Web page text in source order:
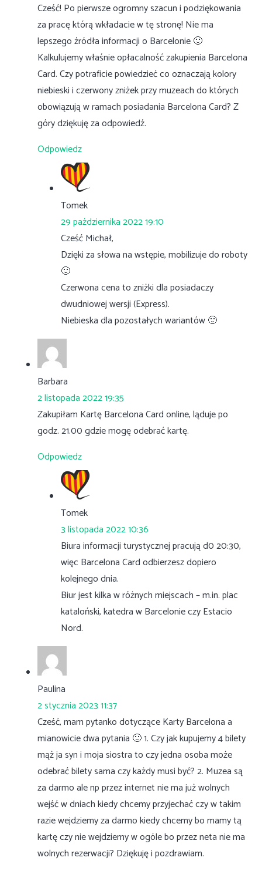
Cześć! Po pierwsze ogromny szacun i podziękowania
za pracę którą wkładacie w tę stronę! Nie ma
lepszego źródła informacji o Barcelonie 🙂
Kalkulujemy właśnie opłacalność zakupienia Barcelona
Card. Czy potraficie powiedzieć co oznaczają kolory
niebieski i czerwony zniżek przy muzeach do których
obowiązują w ramach posiadania Barcelona Card? Z
góry dziękuję za odpowiedź.
Odpowiedz
Tomek
29 października 2022 19:10
Cześć Michał,
Dzięki za słowa na wstępie, mobilizuje do roboty
🙂
Czerwona cena to zniżki dla posiadaczy
dwudniowej wersji (Express).
Niebieska dla pozostałych wariantów 🙂
Barbara
2 listopada 2022 19:35
Zakupiłam Kartę Barcelona Card online, ląduje po
godz. 21.00 gdzie mogę odebrać kartę.
Odpowiedz
Tomek
3 listopada 2022 10:36
Biura informacji turystycznej pracują d0 20:30,
więc Barcelona Card odbierzesz dopiero
kolejnego dnia.
Biur jest kilka w różnych miejscach – m.in. plac
kataloński, katedra w Barcelonie czy Estacio
Nord.
Paulina
2 stycznia 2023 11:37
Cześć, mam pytanko dotyczące Karty Barcelona a
mianowicie dwa pytania 🙂 1. Czy jak kupujemy 4 bilety
mąż ja syn i moja siostra to czy jedna osoba może
odebrać bilety sama czy każdy musi być? 2. Muzea są
za darmo ale np przez internet nie ma już wolnych
wejść w dniach kiedy chcemy przyjechać czy w takim
razie wejdziemy za darmo kiedy chcemy bo mamy tą
kartę czy nie wejdziemy w ogóle bo przez neta nie ma
wolnych rezerwacji? Dziękuję i pozdrawiam.